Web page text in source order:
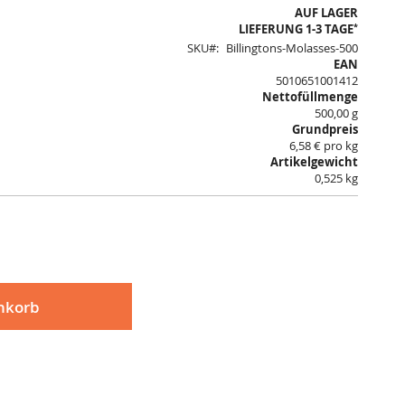
AUF LAGER
LIEFERUNG 1-3 TAGE*
SKU
Billingtons-Molasses-500
EAN
5010651001412
Nettofüllmenge
500,00 g
Grundpreis
6,58 € pro kg
Artikelgewicht
0,525 kg